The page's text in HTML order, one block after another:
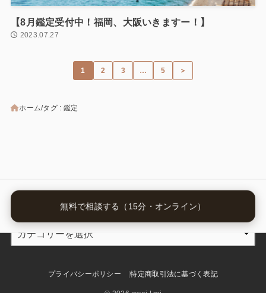
【8月鑑定受付中！福岡、大阪いきますー！】
2023.07.27
1 2 3 … 5 ＞
ホーム タグ : 鑑定
無料で相談する（15分・オンライン）
プライバシーポリシー 特定商取引法に基づく表記